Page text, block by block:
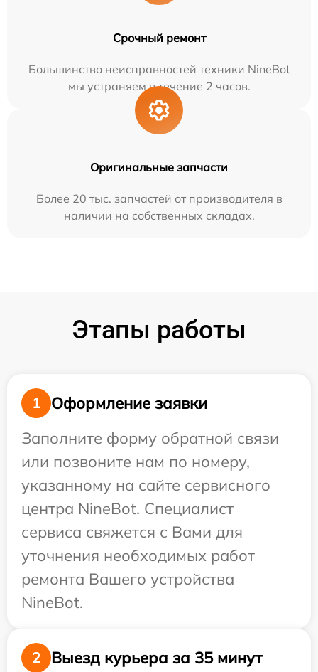
Срочный ремонт
Большинство неисправностей техники NineBot
мы устраняем в течение 2 часов.
Оригинальные запчасти
Более 20 тыс. запчастей от производителя в
наличии на собственных складах.
Этапы работы
1
Оформление заявки
Заполните форму обратной связи
или позвоните нам по номеру,
указанному на сайте сервисного
центра NineBot. Специалист
сервиса свяжется с Вами для
уточнения необходимых работ
ремонта Вашего устройства
NineBot.
2 Выезд курьера за 35 минут